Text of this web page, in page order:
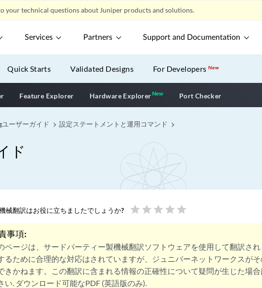
your technical questions about Juniper products and solutions.
Services Partners Support and Documentation
Quick Starts Validated Designs For DevelopersNew
Feature Explorer Hardware ExplorerNewNew application
Port Checker
ーザーガイド 設定ステートメントと運用コマンド
ド
械翻訳はお役に立ちましたでしょうか? star star star star star
事項:
ページは、サードパーティー製機械翻訳ソフトウェアを使用して翻訳さ
るために合理的な対応はされていますが、ジュニパーネットワークスが
きかねます。この翻訳に含まれる情報の正確性について疑問が生じた場合
い. ダウンロード可能なPDF (英語版のみ).